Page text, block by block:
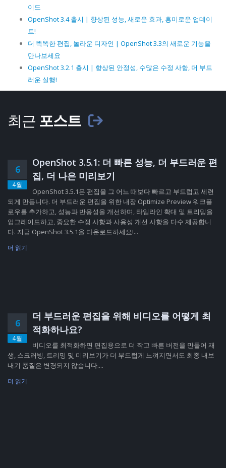
이드
OpenShot 3.4 출시 | 향상된 성능, 새로운 효과, 흥미로운 업데이
트!
더 똑똑한 편집, 놀라운 디자인 | OpenShot 3.3의 새로운 기능을
만나보세요
OpenShot 3.2.1 출시 | 향상된 안정성, 수많은 수정 사항, 더 부드
러운 실행!
최근 포스트
6
4월
OpenShot 3.5.1: 더 빠른 성능, 더 부드러운 편
집, 더 나은 미리보기
OpenShot 3.5.1은 편집을 그 어느 때보다 빠르고 부드럽고 세련
되게 만듭니다. 더 부드러운 편집을 위한 내장 Optimize Preview 워크플
로우를 추가하고, 성능과 반응성을 개선하며, 타임라인 확대 및 트리밍을
업그레이드하고, 중요한 수정 사항과 사용성 개선 사항을 다수 제공합니
다. 지금 OpenShot 3.5.1을 다운로드하세요!...
더 읽기
6
4월
더 부드러운 편집을 위해 비디오를 어떻게 최
적화하나요?
비디오를 최적화하면 편집용으로 더 작고 빠른 버전을 만들어 재
생, 스크러빙, 트리밍 및 미리보기가 더 부드럽게 느껴지면서도 최종 내보
내기 품질은 변경되지 않습니다....
더 읽기